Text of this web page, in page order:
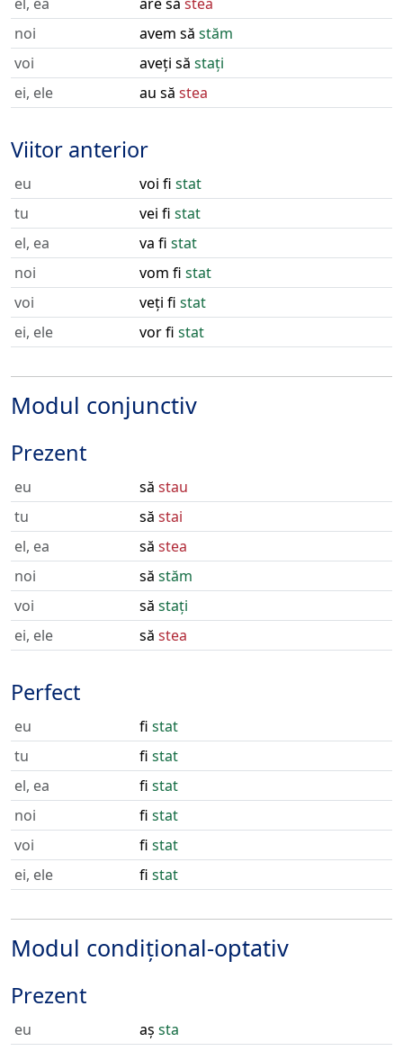
noi
avem să stăm
voi
aveți să stați
ei, ele
au să stea
Viitor anterior
eu voi fi stat
tu
vei fi stat
el, ea
va fi stat
noi
vom fi stat
voi
veți fi stat
ei, ele
vor fi stat
Modul conjunctiv
Prezent
eu să stau
tu
să stai
el, ea
să stea
noi
să stăm
voi
să stați
ei, ele
să stea
Perfect
eu fi stat
tu
fi stat
el, ea
fi stat
noi
fi stat
voi
fi stat
ei, ele
fi stat
Modul condițional-optativ
Prezent
eu aș sta